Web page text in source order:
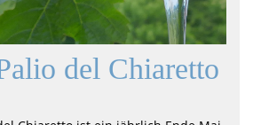
del Chiaretto